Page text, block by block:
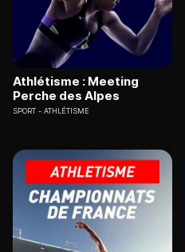
Athlétisme : Meeting
Perche des Alpes
SPORT ATHLÉTISME